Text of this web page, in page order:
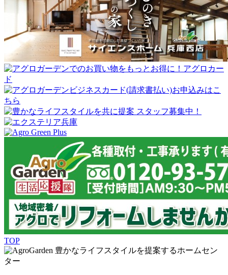
TOP
豊かなライフスタイルを提案するホームセン
ター